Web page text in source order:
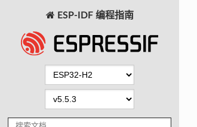
ESP-IDF 编程指南